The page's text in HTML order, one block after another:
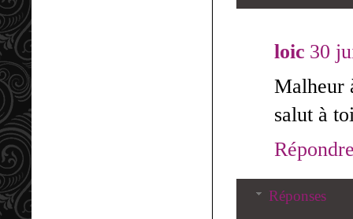
loic 30
Malheur
salut à
Réponses